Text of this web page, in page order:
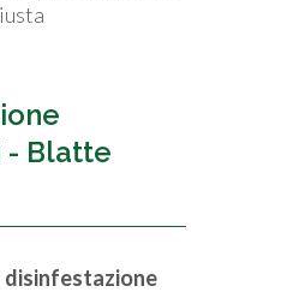
- Blatte
disinfestazione